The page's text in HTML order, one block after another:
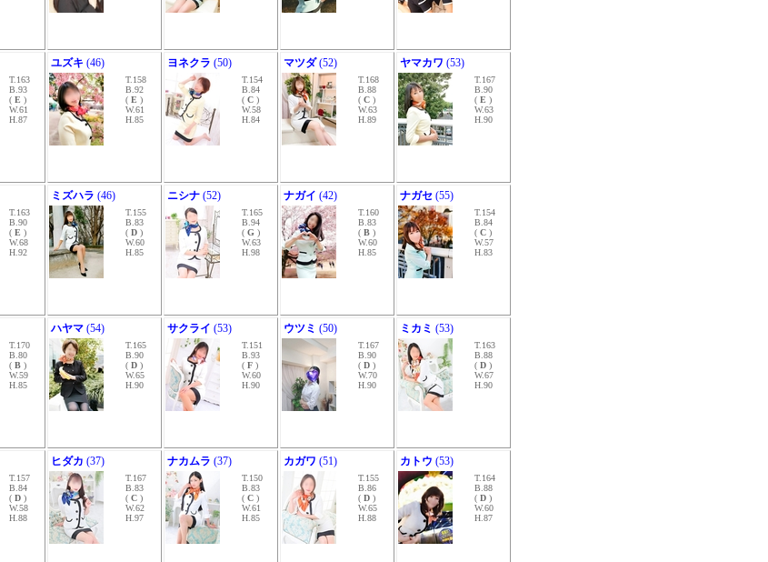
T.163
B.93
( E )
W.61
H.87
ユズキ (46)
T.158
B.92
( E )
W.61
H.85
ヨネクラ (50)
T.154
B.84
( C )
W.58
H.84
マツダ(52)
T.168
B.88
( C )
W.63
H.89
ヤマカワ (53)
T.167
B.90
( E )
W.63
H.90
T.163
B.90
( E )
W.68
H.92
ミズハラ (46)
T.155
B.83
( D )
W.60
H.85
ニシナ (52)
T.165
B.94
( G )
W.63
H.98
ナガイ (42)
T.160
B.83
( B )
W.60
H.85
ナガセ (55)
T.154
B.84
( C )
W.57
H.83
T.170
B.80
( B )
W.59
H.85
ハヤマ (54)
T.165
B.90
( D )
W.65
H.90
サクライ (53)
T.151
B.93
( F )
W.60
H.90
ウツミ (50)
T.167
B.90
( D )
W.70
H.90
ミカミ (53)
T.163
B.88
( D )
W.67
H.90
T.157
B.84
( D )
W.58
H.88
ヒダカ (37)
T.167
B.83
( C )
W.62
H.97
ナカムラ (37)
T.150
B.83
( C )
W.61
H.85
カガワ (51)
T.155
B.86
( D )
W.65
H.88
カトウ (53)
T.164
B.88
( D )
W.60
H.87